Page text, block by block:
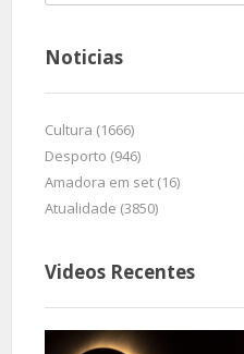
Noticias
Cultura (1666)
Desporto (946)
Amadora em set (16)
Atualidade (3850)
Videos Recentes